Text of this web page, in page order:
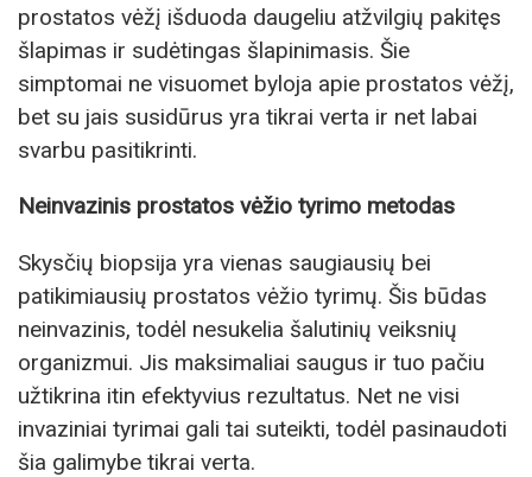
prostatos vėžį išduoda daugeliu atžvilgių pakitęs
šlapimas ir sudėtingas šlapinimasis. Šie
simptomai ne visuomet byloja apie prostatos vėžį,
bet su jais susidūrus yra tikrai verta ir net labai
svarbu pasitikrinti.
Neinvazinis prostatos vėžio tyrimo metodas
Skysčių biopsija yra vienas saugiausių bei
patikimiausių prostatos vėžio tyrimų. Šis būdas
neinvazinis, todėl nesukelia šalutinių veiksnių
organizmui. Jis maksimaliai saugus ir tuo pačiu
užtikrina itin efektyvius rezultatus. Net ne visi
invaziniai tyrimai gali tai suteikti, todėl pasinaudoti
šia galimybe tikrai verta.